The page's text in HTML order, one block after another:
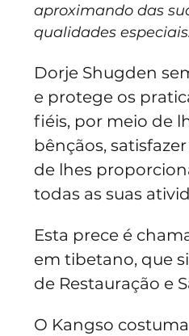
aproximando das
qualidades especiais.
Dorje Shugden
e protege os
fiéis, por meio de
bênçãos,
de lhes
todas as suas
Esta prece é
em tibetano, que
de Restauração e
O Kangso